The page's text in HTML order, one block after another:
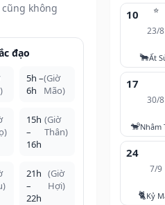
không
đạo
5h –
6h
(Giờ
Mão)
15h
–
16h
(Giờ
Thân)
21h
–
22h
(Giờ
Hợi)
⭐
10
23/8
🐂Ất
17
30/8
🐒Nhâm
24
7/9
🐈Kỷ